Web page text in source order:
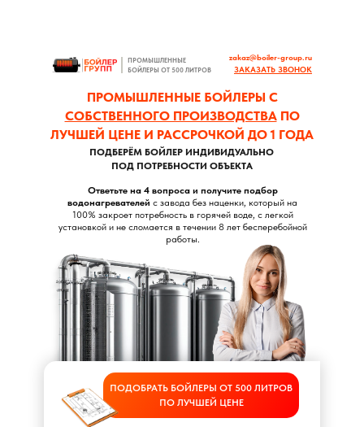
Ответьте на 4 вопроса и получите подбор
водонагревателей с завода без наценки, который на
100% закроет потребность в горячей воде, с легкой
установкой и не сломается в течении 8 лет бесперебойной
работы.
ПРОМЫШЛЕННЫЕ БОЙЛЕРЫ С
СОБСТВЕННОГО ПРОИЗВОДСТВАПО
ЛУЧШЕЙ ЦЕНЕ И РАССРОЧКОЙ ДО 1 ГОДА
ПОДБЕРЁМ БОЙЛЕР ИНДИВИДУАЛЬНО
ПОД ПОТРЕБНОСТИ ОБЪЕКТА
ПРОМЫШЛЕННЫЕ
БОЙЛЕРЫ ОТ 500 ЛИТРОВ
zakaz@boiler-group.ru
ЗАКАЗАТЬ ЗВОНОК
ПОДОБРАТЬ БОЙЛЕРЫ ОТ 500 ЛИТРОВ
ПО ЛУЧШЕЙ ЦЕНЕ